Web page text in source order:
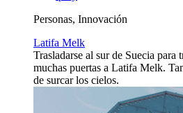
Personas, Innovación
Latifa Melk
Trasladarse al sur de Suecia
muchas puertas a Latifa Melk.
de surcar los cielos.